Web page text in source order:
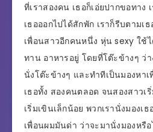
ที่เราสองคน เธอก็เอ่ยปากขอทาง
เธอออกไปได้สักพัก เราก็รีบตามเ
เพื่อนสาวอีกคนหนึ่ง หุ่น sexy ใช้ไ
ทาน อาหารอยู่ โดยที่โต๊ะข้างๆ ว่า
นั่งโต๊ะข้างๆ และทำทีเป็นมองหา
เธอทั้ง สองคนตลอด จนสองสาวเ
เริ่มเขินเล็กน้อย พวกเรานั่งมองเ
เพื่อนผมมันด่า ว่าจะมานั่งมองหรือ